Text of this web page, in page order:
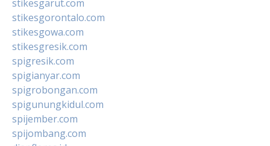
stikesgarut.com
stikesgorontalo.com
stikesgowa.com
stikesgresik.com
spigresik.com
spigianyar.com
spigrobongan.com
spigunungkidul.com
spijember.com
spijombang.com